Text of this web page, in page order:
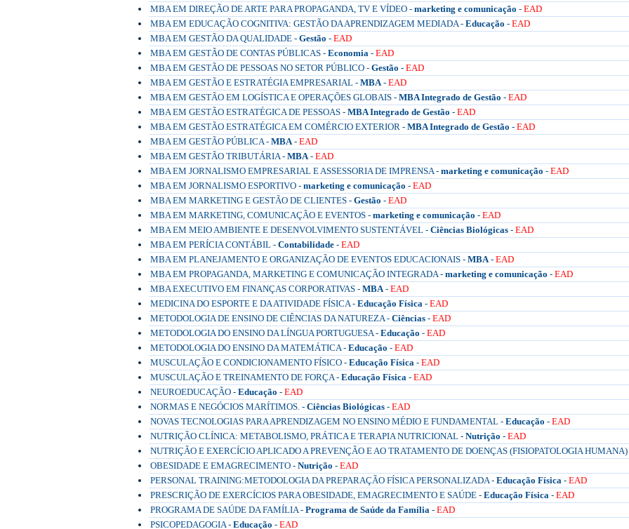
MBA EM DIREÇÃO DE ARTE PARA PROPAGANDA, TV E VÍDEO - marketing e comunicação - EAD
MBA EM EDUCAÇÃO COGNITIVA: GESTÃO DA APRENDIZAGEM MEDIADA - Educação - EAD
MBA EM GESTÃO DA QUALIDADE - Gestão - EAD
MBA EM GESTÃO DE CONTAS PÚBLICAS - Economia - EAD
MBA EM GESTÃO DE PESSOAS NO SETOR PÚBLICO - Gestão - EAD
MBA EM GESTÃO E ESTRATÉGIA EMPRESARIAL - MBA- EAD
MBA EM GESTÃO EM LOGÍSTICA E OPERAÇÕES GLOBAIS - MBA Integrado de Gestão - EAD
MBA EM GESTÃO ESTRATÉGICA DE PESSOAS - MBA Integrado de Gestão - EAD
MBA EM GESTÃO ESTRATÉGICA EM COMÉRCIO EXTERIOR - MBA Integrado de Gestão - EAD
MBA EM GESTÃO PÚBLICA - MBA- EAD
MBA EM GESTÃO TRIBUTÁRIA - MBA- EAD
MBA EM JORNALISMO EMPRESARIAL E ASSESSORIA DE IMPRENSA - marketing e comunicação - EAD
MBA EM JORNALISMO ESPORTIVO - marketing e comunicação - EAD
MBA EM MARKETING E GESTÃO DE CLIENTES - Gestão - EAD
MBA EM MARKETING, COMUNICAÇÃO E EVENTOS - marketing e comunicação - EAD
MBA EM MEIO AMBIENTE E DESENVOLVIMENTO SUSTENTÁVEL - Ciências Biológicas- EAD
MBA EM PERÍCIA CONTÁBIL - Contabilidade- EAD
MBA EM PLANEJAMENTO E ORGANIZAÇÃO DE EVENTOS EDUCACIONAIS - MBA- EAD
MBA EM PROPAGANDA, MARKETING E COMUNICAÇÃO INTEGRADA - marketing e comunicação - EAD
MBA EXECUTIVO EM FINANÇAS CORPORATIVAS - MBA- EAD
MEDICINA DO ESPORTE E DA ATIVIDADE FÍSICA - Educação Física - EAD
METODOLOGIA DE ENSINO DE CIÊNCIAS DA NATUREZA - Ciências- EAD
METODOLOGIA DO ENSINO DA LÍNGUA PORTUGUESA - Educação - EAD
METODOLOGIA DO ENSINO DA MATEMÁTICA - Educação - EAD
MUSCULAÇÃO E CONDICIONAMENTO FÍSICO - Educação Física - EAD
MUSCULAÇÃO E TREINAMENTO DE FORÇA - Educação Física - EAD
NEUROEDUCAÇÃO - Educação - EAD
NORMAS E NEGÓCIOS MARÍTIMOS. - Ciências Biológicas- EAD
NOVAS TECNOLOGIAS PARA APRENDIZAGEM NO ENSINO MÉDIO E FUNDAMENTAL - Educação - EAD
NUTRIÇÃO CLÍNICA: METABOLISMO, PRÁTICA E TERAPIA NUTRICIONAL - Nutrição - EAD
NUTRIÇÃO E EXERCÍCIO APLICADO A PREVENÇÃO E AO TRATAMENTO DE DOENÇAS (FISIOPATOLOGIA
OBESIDADE E EMAGRECIMENTO - Nutrição - EAD
PERSONAL TRAINING:METODOLOGIA DA PREPARAÇÃO FÍSICA PERSONALIZADA - Educação Física - EAD
PRESCRIÇÃO DE EXERCÍCIOS PARA OBESIDADE, EMAGRECIMENTO E SAÚDE - Educação Física - EAD
PROGRAMA DE SAÚDE DA FAMÍLIA - Programa de Saúde da Família - EAD
PSICOPEDAGOGIA - Educação - EAD